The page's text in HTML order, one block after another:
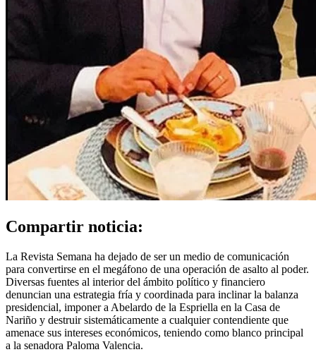
Compartir noticia:
La Revista Semana ha dejado de ser un medio de comunicación
para convertirse en el megáfono de una operación de asalto al poder.
Diversas fuentes al interior del ámbito político y financiero
denuncian una estrategia fría y coordinada para inclinar la balanza
presidencial, imponer a Abelardo de la Espriella en la Casa de
Nariño y destruir sistemáticamente a cualquier contendiente que
amenace sus intereses económicos, teniendo como blanco principal
a la senadora Paloma Valencia.